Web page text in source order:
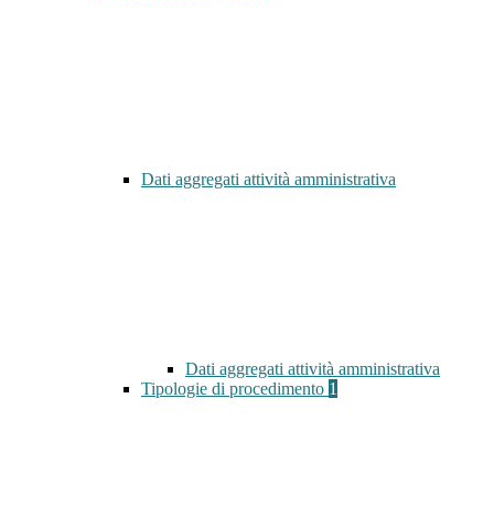
Dati aggregati attività amministrativa
Dati aggregati attività amministrativa
Tipologie di procedimento 1